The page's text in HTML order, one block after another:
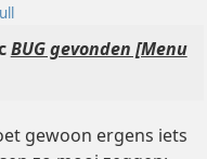
BUG gevonden [Menu
gewoon ergens iets